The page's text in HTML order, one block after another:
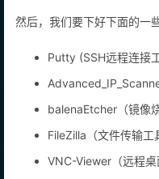
然后，我们要下好下面的一
Putty (SSH远程连接
balenaEtcher（镜像
FileZilla（文件传输工
VNC-Viewer（远程桌